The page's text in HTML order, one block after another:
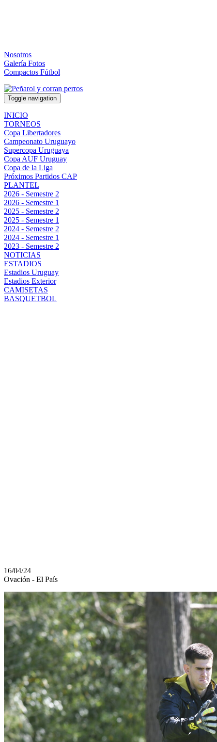
Nosotros
Galería Fotos
Compactos Fútbol
Toggle navigation
INICIO
TORNEOS
Copa Libertadores
Campeonato Uruguayo
Supercopa Uruguaya
Copa AUF Uruguay
Copa de la Liga
Próximos Partidos CAP
PLANTEL
2026 - Semestre 2
2026 - Semestre 1
2025 - Semestre 2
2025 - Semestre 1
2024 - Semestre 2
2024 - Semestre 1
2023 - Semestre 2
NOTICIAS
ESTADIOS
Estadios Uruguay
Estadios Exterior
CAMISETAS
BASQUETBOL
16/04/24
Ovación - El País